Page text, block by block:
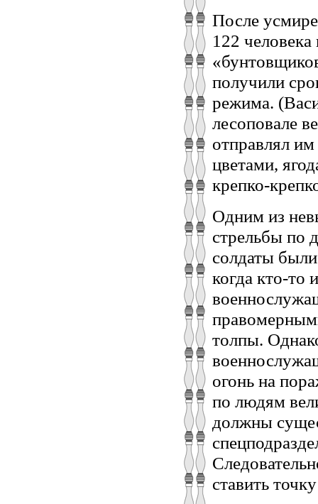
После
122
получили
режима.
лесоповале
отправлял
цветами,
крепко-
Одним из
стрельбы по
солдаты
когда кто-то
толпы.
огонь на
по людям
должны
ставить